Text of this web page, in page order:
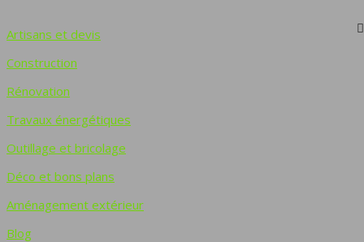
Artisans et devis
Construction
Rénovation
Travaux énergétiques
Outillage et bricolage
Déco et bons plans
Aménagement extérieur
Blog